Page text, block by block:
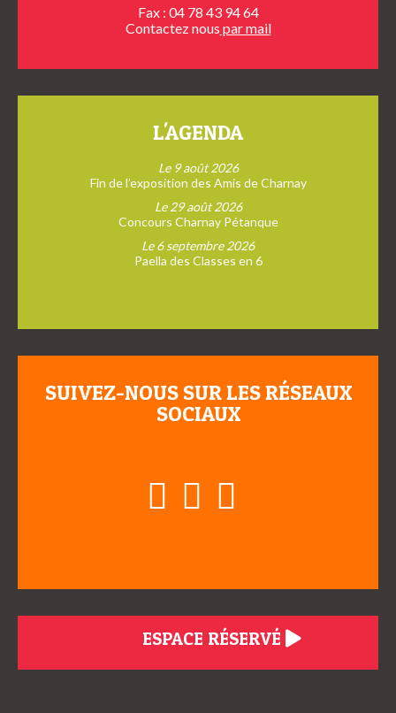
Fax : 04 78 43 94 64
Contactez nous par mail
L'AGENDA
Le 9 août 2026
Fin de l’exposition des Amis de Charnay
Le 29 août 2026
Concours Charnay Pétanque
Le 6 septembre 2026
Paella des Classes en 6
SUIVEZ-NOUS SUR LES RÉSEAUX
SOCIAUX
ESPACE RÉSERVÉ